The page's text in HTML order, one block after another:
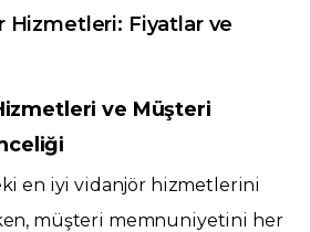
Hizmetleri: Fiyatlar ve
ve Müşteri
en iyi vidanjör hizmetlerini
müşteri memnuniyetini her